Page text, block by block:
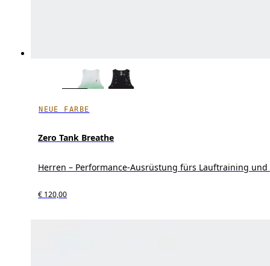
NEUE FARBE
Zero Tank Breathe
Herren – Performance-Ausrüstung fürs Lauftraining und
€ 120,00